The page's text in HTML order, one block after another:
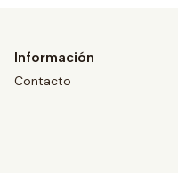
Información
Contacto